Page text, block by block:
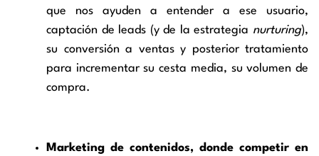
que nos ayuden a entender a ese usuario,
captación de leads (y de la estrategia nurturing),
su conversión a ventas y posterior tratamiento
para incrementar su cesta media, su volumen de
compra.
Marketing de contenidos, donde competir en